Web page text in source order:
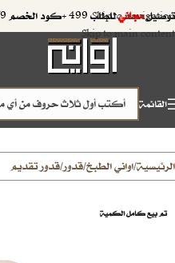
Skip to navigation
Skip to main content
توصيلمجانيللطلب 499 +كود الخصم N9
القائمة
الرئيسية/اواني الطبخ/قدور/قدور تقديم
تم بيع كامل الكمية